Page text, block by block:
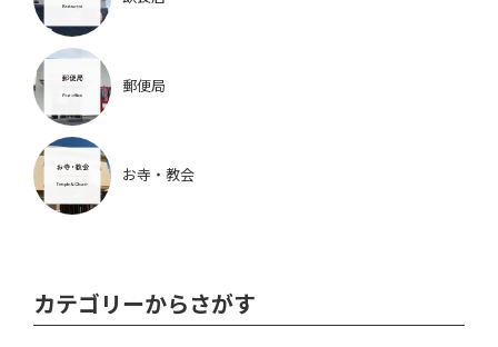
郵便局
お寺・教会
カテゴリーからさがす